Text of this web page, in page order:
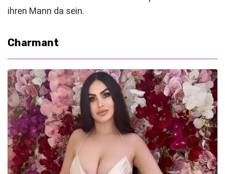
ihren Mann da sein.
Charmant